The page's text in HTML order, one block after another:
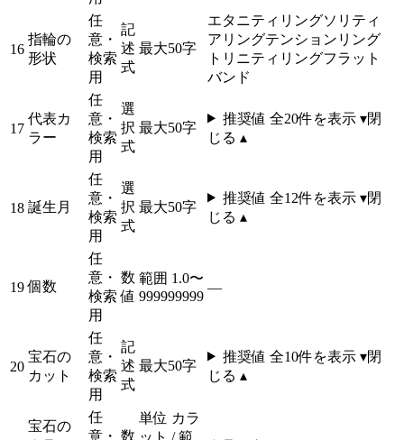
16
指輪の
形状
任
意・
検索
用
記
述
式
最大50字
エタニティリングソリティ
アリングテンションリング
トリニティリングフラット
バンド
17
代表カ
ラー
任
意・
検索
用
選
択
式
最大50字
推奨値 全20件を表示 ▾閉
じる ▴
18 誕生月
任
意・
検索
用
選
択
式
最大50字
推奨値 全12件を表示 ▾閉
じる ▴
19 個数
任
意・
検索
用
数
値
範囲 1.0〜
999999999
—
20
宝石の
カット
任
意・
検索
用
記
述
式
最大50字
推奨値 全10件を表示 ▾閉
じる ▴
宝石の
任
意・ 数
単位 カラ
ット / 範